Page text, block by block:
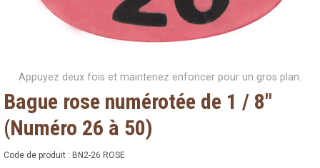
Appuyez deux fois et maintenez enfoncer pour un gros plan.
Bague rose numérotée de 1 / 8"
(Numéro 26 à 50)
Code de produit : BN2-26 ROSE